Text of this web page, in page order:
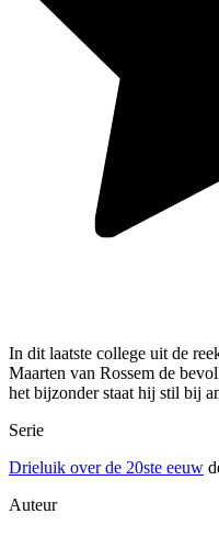
In dit laatste college uit de
Maarten van Rossem de
het bijzonder staat hij stil bij
Serie
Drieluik over de 20ste eeuw
Auteur